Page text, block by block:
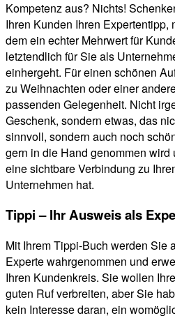
Kompetenz aus? Nichts!
Ihren Kunden Ihren Expertentipp,
dem ein echter Mehrwert für
letztendlich für Sie als
einhergeht. Für einen schönen
zu Weihnachten oder einer
passenden Gelegenheit. Nicht
Geschenk, sondern etwas, das
sinnvoll, sondern auch noch
gern in die Hand genommen wird
eine sichtbare Verbindung zu
Unternehmen hat.
Tippi – Ihr Ausweis als
Mit Ihrem Tippi-Buch werden Sie
Experte wahrgenommen und
Ihren Kundenkreis. Sie wollen
guten Ruf verbreiten, aber Sie
kein Interesse daran, ein